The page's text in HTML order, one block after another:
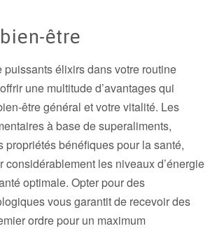
être
puissants élixirs dans votre routine
une multitude d’avantages qui
être général et votre vitalité. Les
à base de superaliments,
propriétés bénéfiques pour la santé,
considérablement les niveaux d’énergie
optimale. Opter pour des
vous garantit de recevoir des
ordre pour un maximum